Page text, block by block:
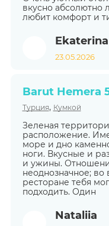
вкусно абсолютно
любит комфорт и
Ekaterina
23.05.2026
Barut Hemera
Турция, Кумкой
Зеленая
расположение.
море и дно
ноги. Вкусные и
и ужины.
неоднозначное;
ресторане тебя
подходить. Один
Nataliia